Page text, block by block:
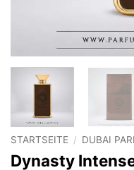
STARTSEITE / DUBAI
Dynasty